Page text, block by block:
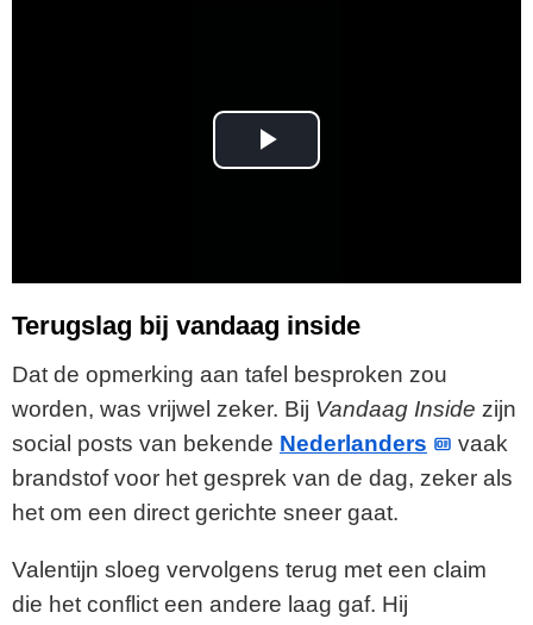
P
a
y
V
i
d
o
Terugslag bij vandaag inside
Dat de opmerking aan tafel besproken zou
worden, was vrijwel zeker. Bij Vandaag Inside zijn
social posts van bekende Nederlanders
vaak
brandstof voor het gesprek van de dag, zeker als
het om een direct gerichte sneer gaat.
Valentijn sloeg vervolgens terug met een claim
die het conflict een andere laag gaf. Hij